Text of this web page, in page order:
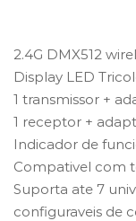
2.4G DMX512
Display LED
1 transmissor +
1 receptor +
Indicador de
Compativel com
Suporta ate 7
configuraveis de